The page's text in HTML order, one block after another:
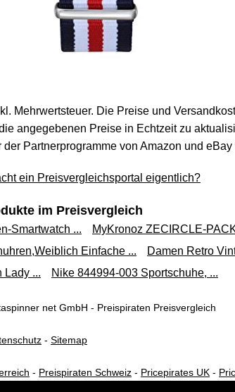
Mehrwertsteuer. Die Preise und
angegebenen Preise in Echtzeit zu
der Partnerprogramme von Amazon und
ein Preisvergleichsportal eigentlich?
im Preisvergleich
Smartwatch ... MyKronoz ZECIRCLE-
Einfache ...
Damen Retro
Lady ...
Nike 844994-003 Sportschuhe, ...
net GmbH - Preispiraten Preisvergleich
- Sitemap
- Preispiraten Schweiz - Pricepirates UK -